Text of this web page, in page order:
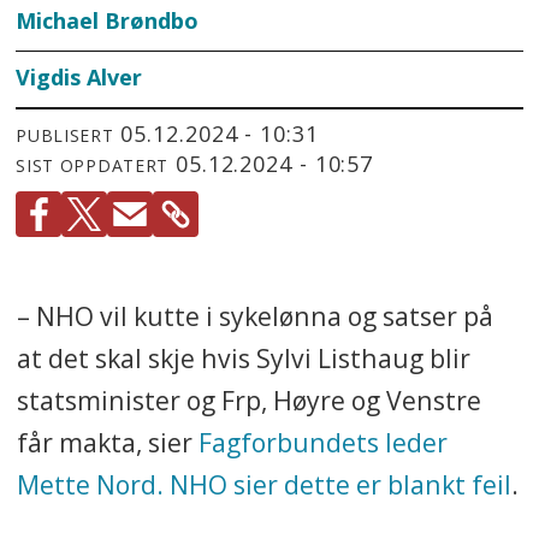
Michael Brøndbo
Vigdis Alver
PUBLISERT 05.12.2024 - 10:31
SIST OPPDATERT 05.12.2024 - 10:57
– NHO vil kutte i sykelønna og satser på
at det skal skje hvis Sylvi Listhaug blir
statsminister og Frp, Høyre og Venstre
får makta, sier Fagforbundets leder
Mette Nord. NHO sier dette er blankt feil.